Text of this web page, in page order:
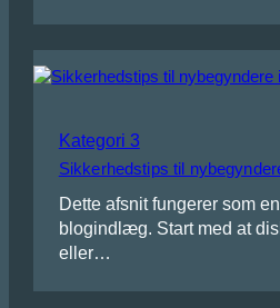
Kategori 3
Sikkerhedstips til
Dette afsnit fungerer som
blogindlæg. Start med at
eller…